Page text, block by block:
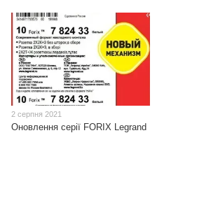
2 серпня 2021
Оновлення серії FORIX Legrand